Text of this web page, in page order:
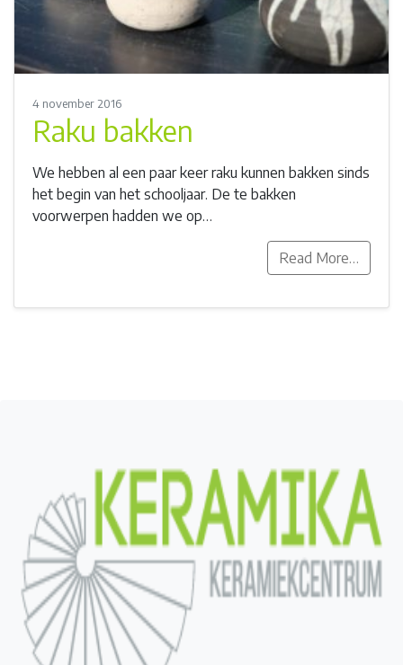
4 november 2016
Raku bakken
We hebben al een paar keer raku kunnen bakken sinds
het begin van het schooljaar. De te bakken
voorwerpen hadden we op…
Read More…